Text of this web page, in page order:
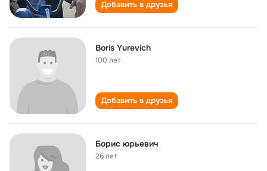
Добавить в друзья
Boris Yurevich
100 лет
Добавить в друзья
Борис юрьевич
26 лет